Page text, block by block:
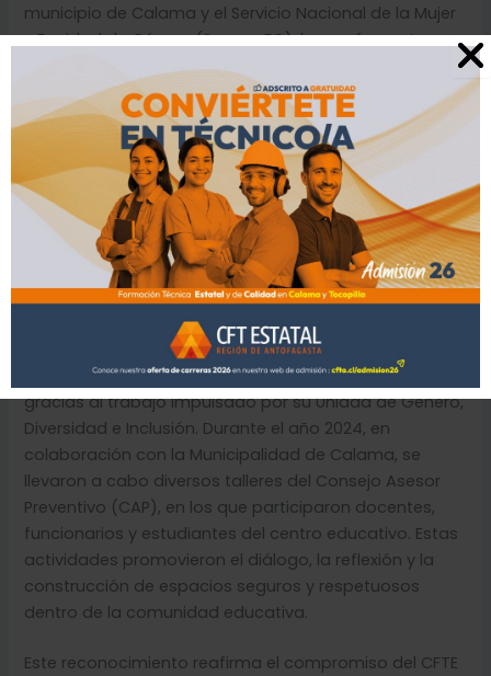
municipio de Calama y el Servicio Nacional de la Mujer
y Equidad de Género (SernamEG), busca fomentar
una sociedad libre de violencias de género.
La delegacióndel CFTE, liderada por su Rectora Banira
Ponce Rivera y la Asesora de Género, Diversidad e
Inclusión, Sandra Araya Bugueño, recibió el
reconocimiento durante la jornada. En esta ceremonia
se destacaron a diversas instituciones y
establecimientos educacionales por su compromiso
activo en este proceso, cuyo objetivo es generar
conciencia y promover la equidad y el respeto en
todos los niveles de la sociedad.
El CFTE ha sido un actor clave en esta iniciativa,
gracias al trabajo impulsado por su Unidad de Género,
Diversidad e Inclusión. Durante el año 2024, en
colaboración con la Municipalidad de Calama, se
llevaron a cabo diversos talleres del Consejo Asesor
Preventivo (CAP), en los que participaron docentes,
funcionarios y estudiantes del centro educativo. Estas
actividades promovieron el diálogo, la reflexión y la
construcción de espacios seguros y respetuosos
dentro de la comunidad educativa.
Este reconocimiento reafirma el compromiso del CFTE